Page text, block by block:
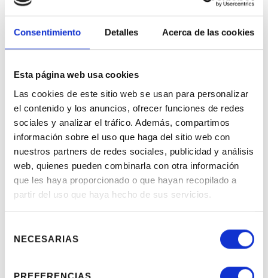
Consentimiento Detalles Acerca de las cookies
Esta página web usa cookies
Las cookies de este sitio web se usan para personalizar
el contenido y los anuncios, ofrecer funciones de redes
sociales y analizar el tráfico. Además, compartimos
información sobre el uso que haga del sitio web con
nuestros partners de redes sociales, publicidad y análisis
web, quienes pueden combinarla con otra información
que les haya proporcionado o que hayan recopilado a
partir del uso que haya hecho de sus servicios.
NECESARIAS
la reclamación.
7.- Seguridad de los datos
La protección de la privacidad y los datos
personales de los Usuarios es muy
importante para CONTROL ORIENTADO.
Por lo tanto, CONTROL ORIENTADO hace
todo lo que está en su mano para impedir
que sus datos se utilicen de forma
mismo únicamente a personal autorizado.
CONTROL ORIENTADO mantiene los